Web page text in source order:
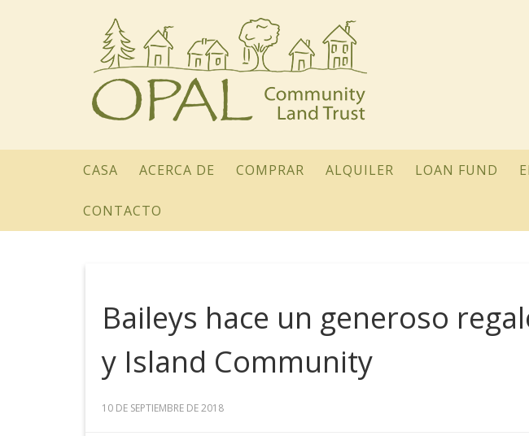
CASA ACERCA DE COMPRAR ALQUILER LOAN FUND
CONTACTO
Baileys hace un generoso
y Island Community
10 DE SEPTIEMBRE DE 2018